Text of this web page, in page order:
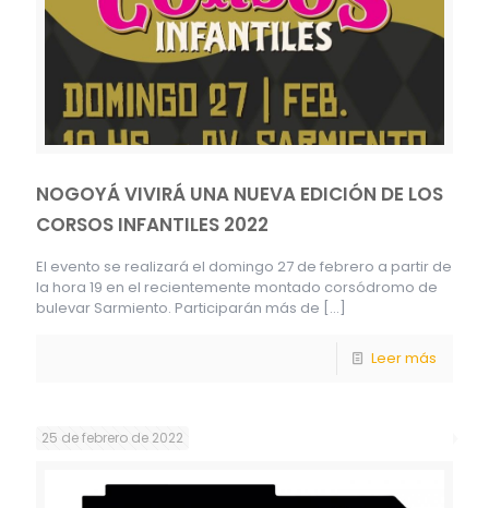
NOGOYÁ VIVIRÁ UNA NUEVA EDICIÓN DE LOS
CORSOS INFANTILES 2022
El evento se realizará el domingo 27 de febrero a partir de
la hora 19 en el recientemente montado corsódromo de
bulevar Sarmiento. Participarán más de […]
Leer más
25 de febrero de 2022